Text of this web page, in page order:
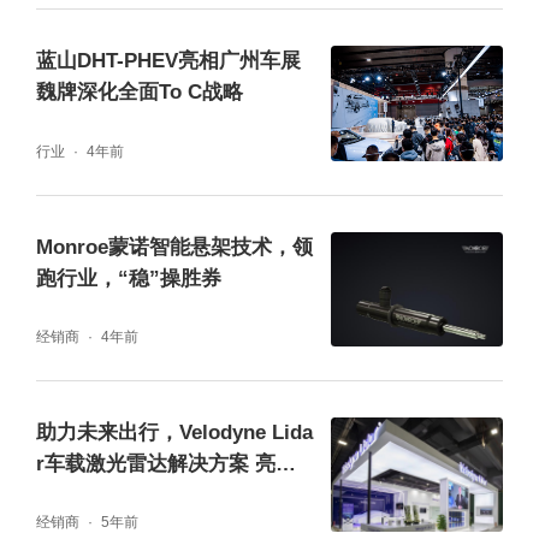
显著差异化优势，已成为中级轿车细分市场独
一无二的存在！多家媒体评价其“以入门价享百
表现值得期待。
*注：车辆实际外观、内饰、功能和配置以深蓝
汽车正式发布的产品配置为准。
京西智行简介
京西智行是一家全球化汽车悬架与制动系统一
蓝山DHT-PHEV亮相广州车展
魏牌深化全面To C战略
行业 4年前
Monroe蒙诺智能悬架技术，领
跑行业，“稳”操胜券
经销商 4年前
助力未来出行，Velodyne Lida
r车载激光雷达解决方案 亮相2
经销商 5年前